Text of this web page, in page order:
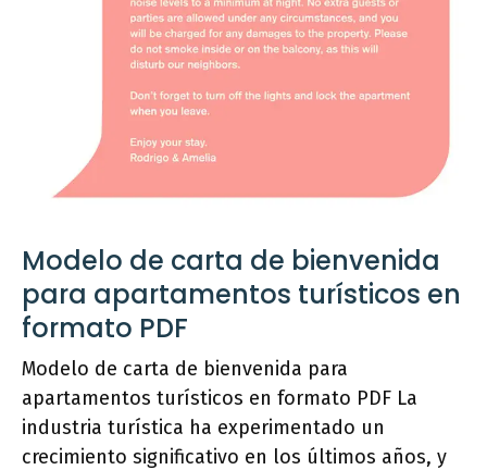
Modelo de carta de bienvenida
para apartamentos turísticos en
formato PDF
Modelo de carta de bienvenida para
apartamentos turísticos en formato PDF La
industria turística ha experimentado un
crecimiento significativo en los últimos años, y